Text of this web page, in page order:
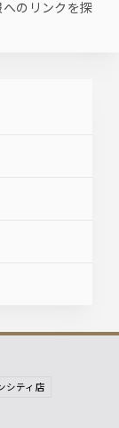
のリンクを探
シティ店